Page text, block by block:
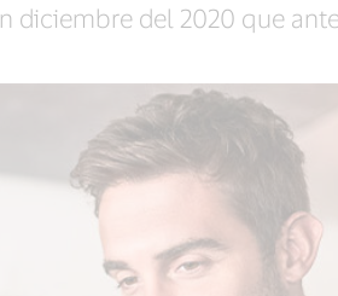
diciembre del 2020 que